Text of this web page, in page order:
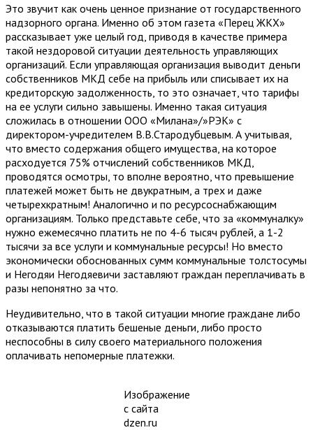
Это звучит как очень ценное признание от государственного
надзорного органа. Именно об этом газета «Перец ЖКХ»
рассказывает уже целый год, приводя в качестве примера
такой нездоровой ситуации деятельность управляющих
организаций. Если управляющая организация выводит деньги
собственников МКД себе на прибыль или списывает их на
кредиторскую задолженность, то это означает, что тарифы
на ее услуги сильно завышены. Именно такая ситуация
сложилась в отношении ООО «Милана»/»РЭК» с
директором-учредителем В.В.Стародубцевым. А учитывая,
что вместо содержания общего имущества, на которое
расходуется 75% отчислений собственников МКД,
проводятся осмотры, то вполне вероятно, что превышение
платежей может быть не двукратным, а трех и даже
четырехкратным! Аналогично и по ресурсоснабжающим
организациям. Только представьте себе, что за «коммуналку»
нужно ежемесячно платить не по 4-6 тысяч рублей, а 1-2
тысячи за все услуги и коммунальные ресурсы! Но вместо
экономически обоснованных сумм коммунальные толстосумы
и Негодяи Негодяевичи заставляют граждан переплачивать в
разы непонятно за что.
Неудивительно, что в такой ситуации многие граждане либо
отказываются платить бешеные деньги, либо просто
неспособны в силу своего материального положения
оплачивать непомерные платежки.
Изображение
с сайта
dzen.ru